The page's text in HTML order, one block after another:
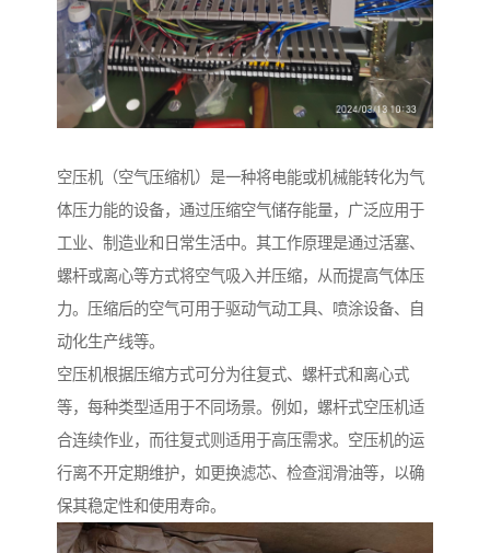
空压机（空气压缩机）是一种将电能或机械能转化为气
体压力能的设备，通过压缩空气储存能量，广泛应用于
工业、制造业和日常生活中。其工作原理是通过活塞、
螺杆或离心等方式将空气吸入并压缩，从而提高气体压
力。压缩后的空气可用于驱动气动工具、喷涂设备、自
动化生产线等。
空压机根据压缩方式可分为往复式、螺杆式和离心式
等，每种类型适用于不同场景。例如，螺杆式空压机适
合连续作业，而往复式则适用于高压需求。空压机的运
行离不开定期维护，如更换滤芯、检查润滑油等，以确
保其稳定性和使用寿命。